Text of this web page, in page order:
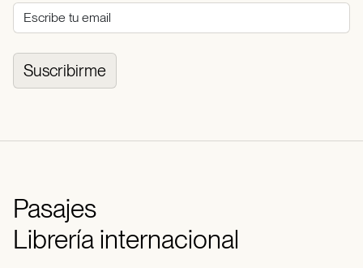
Suscribirme
Pasajes
Librería internacional